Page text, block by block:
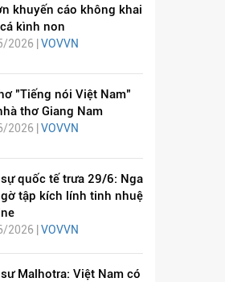
khuyến cáo không khai
kình non
2026 | VOVVN
"Tiếng nói Việt Nam"
thơ Giang Nam
2026 | VOVVN
quốc tế trưa 29/6: Nga
tập kích lính tinh nhuệ
2026 | VOVVN
Malhotra: Việt Nam có